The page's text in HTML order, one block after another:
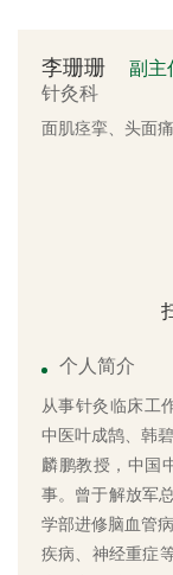
李珊珊
副主
针灸科
面肌痉挛、头面
个人简介
从事针灸临床工
中医叶成鹄、韩
麟鹏教授，中国
事。曾于解放军
学部进修脑血管
疾病、神经重症